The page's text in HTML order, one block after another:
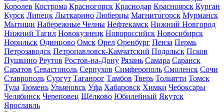
Королев Кострома Красногорск Краснодар Красноярск Курган
Курск Липецк Лыткарино Люберцы Магнитогорск Мурманск
Мытищи Набережные Челны Нефтекамск Нижний Новгород
Нижний Тагил Новокузнецк Новороссийск Новосибирск
Норильск Одинцово Омск Орел Оренбург Пенза Пермь
Петрозаводск Петропавловск-Камчатский Подольск Псков
Пушкино Реутов Ростов-на-Дону Рязань Самара Саранск
Саратов Севастополь Серпухов Симферополь Смоленск Сочи
Ставрополь Сургут Таганрог Тамбов Тверь Тольятти Томск
Тула Тюмень Ульяновск Уфа Хабаровск Химки Чебоксары
Челябинск Череповец Щёлково Юбилейный Якутск
Ярославль